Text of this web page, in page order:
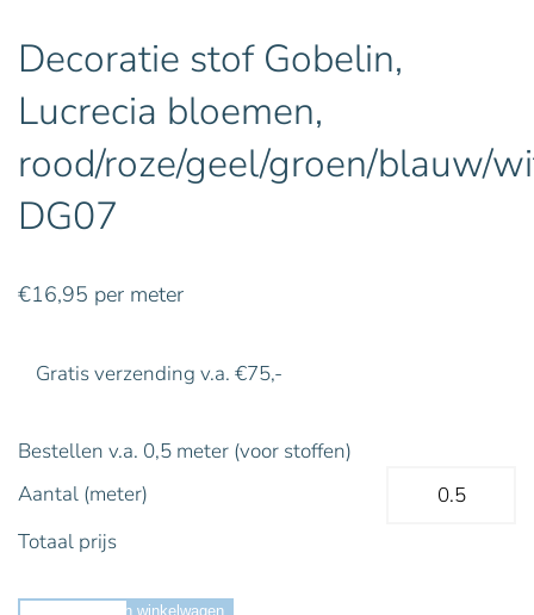
Decoratie stof Gobelin,
Lucrecia bloemen,
rood/roze/geel/groen/blauw/
DG07
€16,95 per meter
Gratis verzending v.a. €75,-
Bestellen v.a. 0,5 meter (voor stoffen)
Aantal (meter)
Totaal prijs
Toevoegen aan winkelwagen